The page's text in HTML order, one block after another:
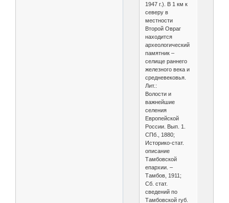
1947 г.). В 1 км к
северу в
местности
Второй Овраг
находится
археологический
памятник –
селище раннего
железного века и
средневековья.
Лит.:
Волости и
важнейшие
селения
Европейской
России. Вып. 1.
СПб., 1880;
Историко-стат.
описание
Тамбовской
епархии. –
Тамбов, 1911;
Сб. стат.
сведений по
Тамбовской губ.